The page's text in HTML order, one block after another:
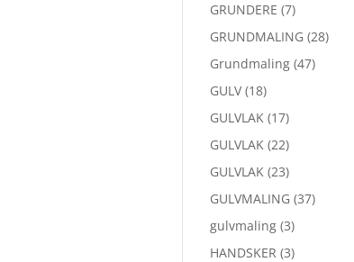
GRUNDERE (7)
GRUNDMALING (28)
Grundmaling (47)
GULV (18)
GULVLAK (17)
GULVLAK (22)
GULVLAK (23)
GULVMALING (37)
gulvmaling (3)
HANDSKER (3)